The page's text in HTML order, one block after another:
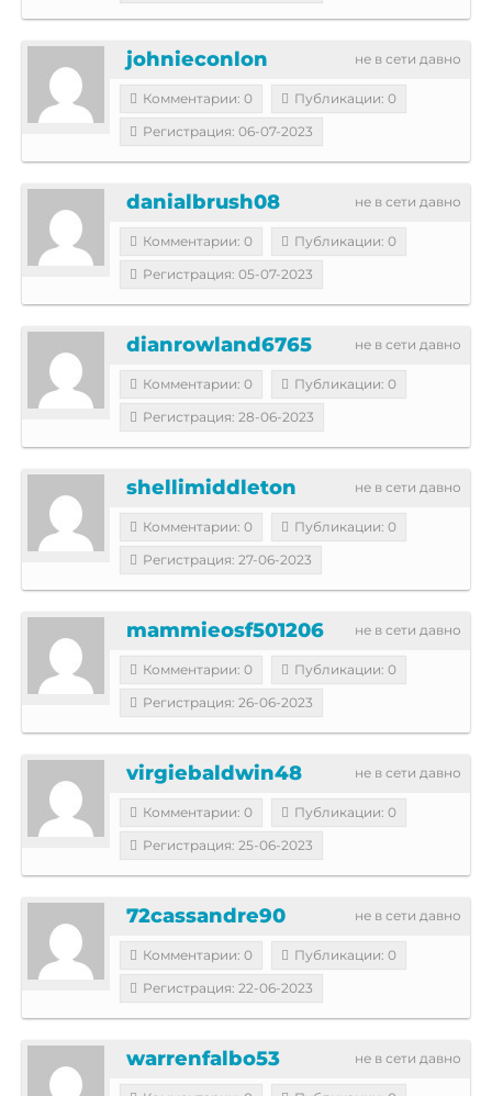
не в сети давно
johnieconlon
Комментарии: 0
Публикации: 0
Регистрация: 06-07-2023
не в сети давно
danialbrush08
Комментарии: 0
Публикации: 0
Регистрация: 05-07-2023
не в сети давно
dianrowland6765
Комментарии: 0
Публикации: 0
Регистрация: 28-06-2023
не в сети давно
shellimiddleton
Комментарии: 0
Публикации: 0
Регистрация: 27-06-2023
не в сети давно
mammieosf501206
Комментарии: 0
Публикации: 0
Регистрация: 26-06-2023
не в сети давно
virgiebaldwin48
Комментарии: 0
Публикации: 0
Регистрация: 25-06-2023
не в сети давно
72cassandre90
Комментарии: 0
Публикации: 0
Регистрация: 22-06-2023
не в сети давно
warrenfalbo53